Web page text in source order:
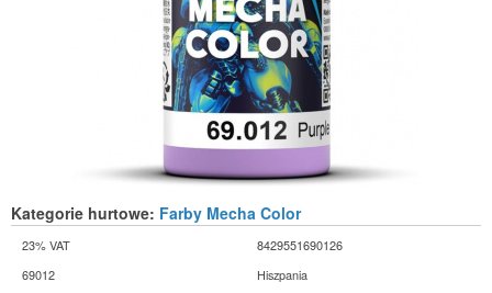
Kategorie hurtowe: Farby Mecha Color
23% VAT
8429551690126
69012
Hiszpania